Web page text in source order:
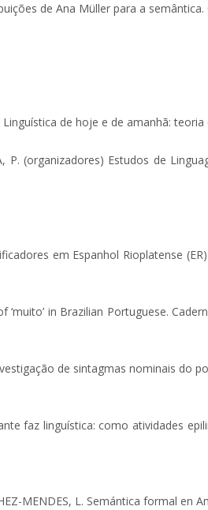
de Ana Müller para a
de hoje e de amanhã:
P. (organizadores) Estudos de
em Espanhol Rioplatense
in Brazilian Portuguese.
de sintagmas nominais do
faz linguística: como atividades
MENDES, L. Semántica formal